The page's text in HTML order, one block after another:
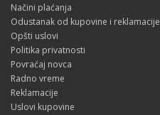
Načini plaćanja
Odustanak od kupovine i reklamacije
Opšti uslovi
Politika privatnosti
Povraćaj novca
Radno vreme
Reklamacije
Uslovi kupovine